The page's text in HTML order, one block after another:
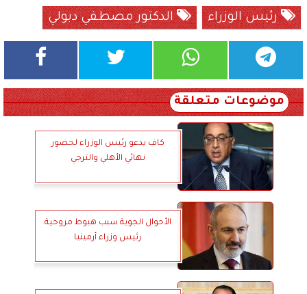
رئيس الوزراء الدكتور مصطفي دبولي
موضوعات متعلقة
كاف يدعو رئيس الوزراء لحضور
نهائي الأهلي والترجي
الأحوال الجوية سبب هبوط مروحية
رئيس وزراء أرمينيا